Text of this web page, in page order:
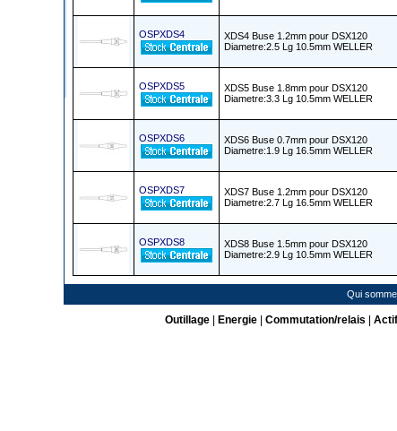
OSPXDS4
XDS4 Buse 1.2mm pour DSX120
Diametre:2.5 Lg 10.5mm WELLER
OSPXDS5
XDS5 Buse 1.8mm pour DSX120
Diametre:3.3 Lg 10.5mm WELLER
OSPXDS6
XDS6 Buse 0.7mm pour DSX120
Diametre:1.9 Lg 16.5mm WELLER
OSPXDS7
XDS7 Buse 1.2mm pour DSX120
Diametre:2.7 Lg 16.5mm WELLER
OSPXDS8
XDS8 Buse 1.5mm pour DSX120
Diametre:2.9 Lg 10.5mm WELLER
Qui
Outillage| Energie| Commutation/relais Actif